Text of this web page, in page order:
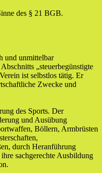
des § 21 BGB.
und unmittelbar
„steuerbegünstigte
ist selbstlos tätig. Er
Zwecke und
des Sports. Der
und Ausübung
Böllern, Armbrüsten
durch Heranführung
sachgerechte Ausbildung